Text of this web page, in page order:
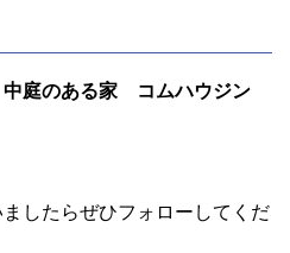
庭のある家 コムハウジン
したらぜひフォローしてくだ